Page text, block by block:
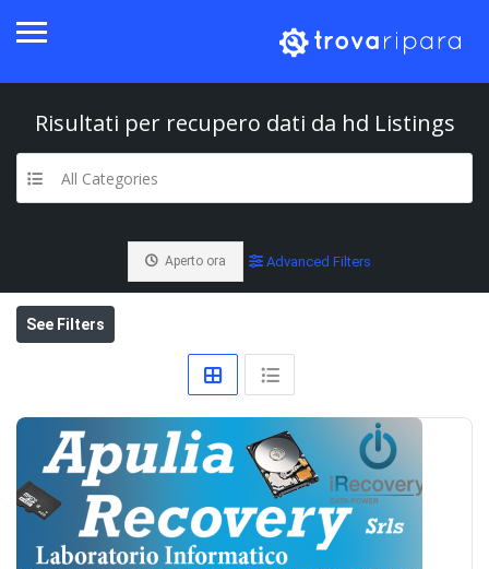
Risultati per recupero dati da hd Listings
All Categories
Aperto ora Advanced Filters
See Filters